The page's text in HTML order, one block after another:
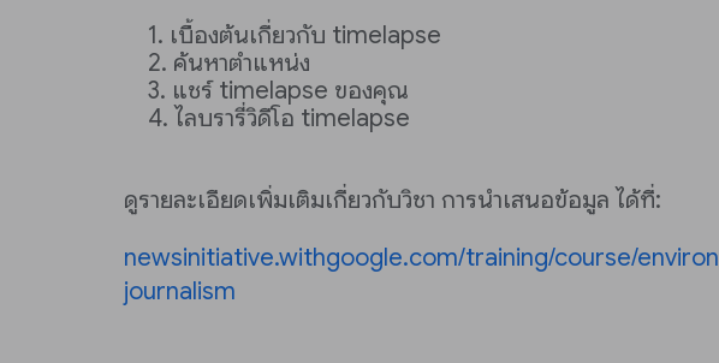
เบื้องต้นเกี่ยวกับ timelapse
ค้นหาตำแหน่ง
แชร์ timelapse ของคุณ
ไลบรารี่วิดีโอ timelapse
ดูรายละเอียดเพิ่มเติมเกี่ยวกับวิชา การนำเสนอข้อมูล ได้ที่:
newsinitiative.withgoogle.com/training/course/
journalism